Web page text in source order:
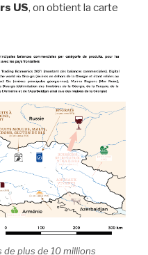
US, on obtient la carte
de plus de 10 millions